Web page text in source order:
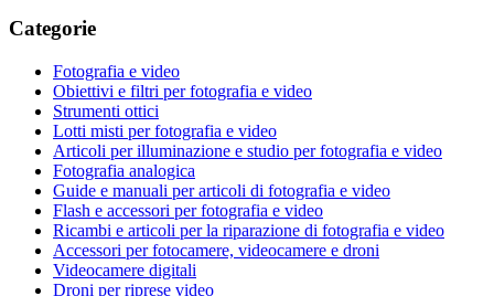
Categorie
Fotografia e video
Obiettivi e filtri per fotografia e video
Strumenti ottici
Lotti misti per fotografia e video
Articoli per illuminazione e studio per fotografia e video
Fotografia analogica
Guide e manuali per articoli di fotografia e video
Flash e accessori per fotografia e video
Ricambi e articoli per la riparazione di fotografia e video
Accessori per fotocamere, videocamere e droni
Videocamere digitali
Droni per riprese video